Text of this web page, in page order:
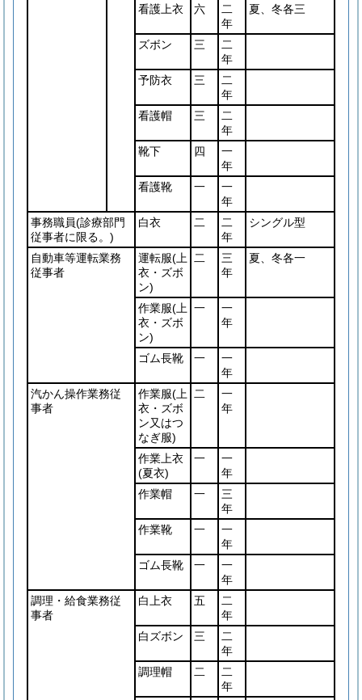
看護上衣 六
二
年
夏、冬各三
ズボン 三
二
年
予防衣
三
二
年
看護帽
三
二
年
靴下
四
一
年
看護靴
一
一
年
事務職員(診療部門
従事者に限る。)
白衣 二
二
年
シングル型
自動車等運転業務
従事者
運転服(上
衣・ズボ
ン)
二
三
年
夏、冬各一
作業服(上
衣・ズボ
ン)
一
一
年
ゴム長靴 一
一
年
汽かん操作業務従
事者
作業服(上
衣・ズボ
ン又はつ
なぎ服)
二
一
年
作業上衣
(夏衣)
一
一
年
作業帽
一
三
年
作業靴
一
一
年
ゴム長靴
一
一
年
調理・給食業務従
事者
白上衣 五
二
年
白ズボン
三
二
年
調理帽
二
二
年